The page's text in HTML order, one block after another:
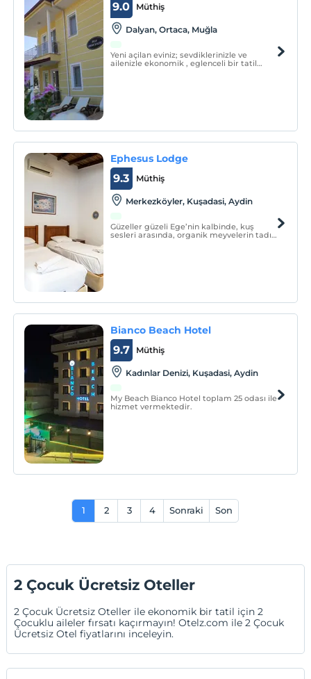
Müthiş
9.0
Dalyan, Ortaca, Muğla
Yeni açilan eviniz; sevdiklerinizle ve
ailenizle ekonomik , eglenceli bir tatil
Ephesus Lodge
Müthiş
9.3
Merkezköyler, Kuşadasi, Aydin
Güzeller güzeli Ege’nin kalbinde, kuş
sesleri arasında, organik meyvelerin tadını
Bianco Beach Hotel
Müthiş
9.7
Kadınlar Denizi, Kuşadasi, Aydin
My Beach Bianco Hotel toplam 25 odası ile
hizmet vermektedir.
1 2 3 4 Sonraki Son
2 Çocuk Ücretsiz Oteller
2 Çocuk Ücretsiz Oteller ile ekonomik bir tatil için 2
Çocuklu aileler fırsatı kaçırmayın! Otelz.com ile 2 Çocuk
Ücretsiz Otel fiyatlarını inceleyin.